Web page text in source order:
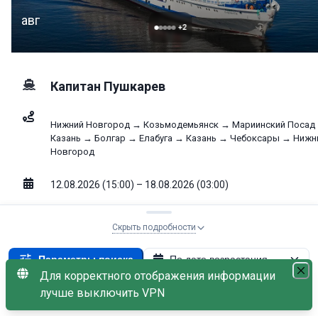
Скрыть подробности
Параметры поиска По дате возрастания
С наличием мест Теплоход: Капитан Пушкарев
+2
авг
Капитан Пушкарев
Нижний Новгород → Козьмодемьянск → Мариинский
Казань → Болгар → Елабуга → Казань → Чебоксары →
Новгород
12.08.2026 (15:00) – 18.08.2026 (03:00)
от 47 200
Выбрать
Свободно:
Пенсионная скидка −5%
Для корректного отображения информации
лучше выключить VPN